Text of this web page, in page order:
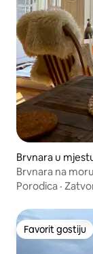
Brvnara u
Brvnara na
plažom
Porodica ·
Favorit gostiju
Favorit gostiju